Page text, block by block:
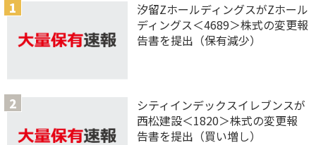
汐留ZホールディングスがZホール
ディングス＜4689＞株式の変更報
告書を提出（保有減少）
シティインデックスイレブンスが
西松建設＜1820＞株式の変更報
告書を提出（買い増し）